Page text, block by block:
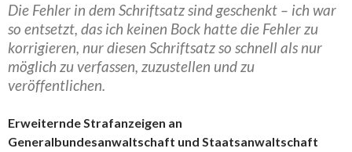
Die Fehler in dem Schriftsatz sind geschenkt – ich war
so entsetzt, das ich keinen Bock hatte die Fehler zu
korrigieren, nur diesen Schriftsatz so schnell als nur
möglich zu verfassen, zuzustellen und zu
veröffentlichen.
Erweiternde Strafanzeigen an
Generalbundesanwaltschaft und Staatsanwaltschaft